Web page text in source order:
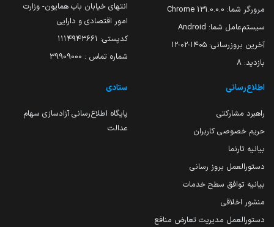
مرورگر شما: 131.0.0.0 Chrome
سیستم‌عامل شما: Android
آخرین بروزرسانی: ۱۴۰۵-۰۲-۱۲
بازدید: 8
انتهای خیابان باب همایون- وزارت
امور اقتصادی و دارایی
کدپستی: ۱۱۱۴۹۴۳۶۶۱
شماره تماس : 39909000
اطلاع‌رسانی
راهبرد مشارکتی
حریم خصوصی کاربران
بیانیه تارنما
دستورالعمل بروز رسانی
بیانیه توافق سطح خدمات
منشور اخلاقی
دستورالعمل مدیریت تعارض منافع
ستادی
پایگاه اطلاع‌رسانی آزادسازی سهام
عدالت